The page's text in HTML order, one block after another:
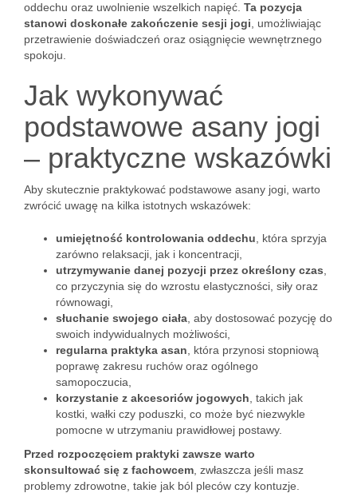
oddechu oraz uwolnienie wszelkich napięć. Ta pozycja
stanowi doskonałe zakończenie sesji jogi , umożliwiając
przetrawienie doświadczeń oraz osiągnięcie wewnętrznego
spokoju.
Jak wykonywać
podstawowe asany jogi
– praktyczne wskazówki
Aby skutecznie praktykować podstawowe asany jogi, warto
zwrócić uwagę na kilka istotnych wskazówek:
umiejętność kontrolowania oddechu , która sprzyja
zarówno relaksacji, jak i koncentracji,
utrzymywanie danej pozycji przez określony czas
co przyczynia się do wzrostu elastyczności, siły oraz
równowagi,
słuchanie swojego ciała , aby dostosować pozycję do
swoich indywidualnych możliwości,
regularna praktyka asan , która przynosi stopniową
poprawę zakresu ruchów oraz ogólnego
samopoczucia,
korzystanie z akcesoriów jogowych , takich jak
kostki, wałki czy poduszki, co może być niezwykle
pomocne w utrzymaniu prawidłowej postawy.
Przed rozpoczęciem praktyki zawsze warto
skonsultować się z fachowcem , zwłaszcza jeśli masz
problemy zdrowotne, takie jak ból pleców czy kontuzje.